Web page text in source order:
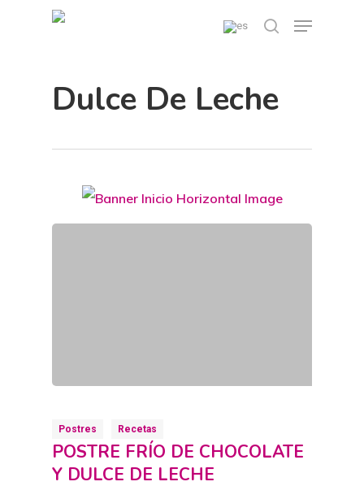
search
Menu
Dulce De Leche
Postres Recetas
POSTRE FRÍO DE CHOCOLATE
Y DULCE DE LECHE